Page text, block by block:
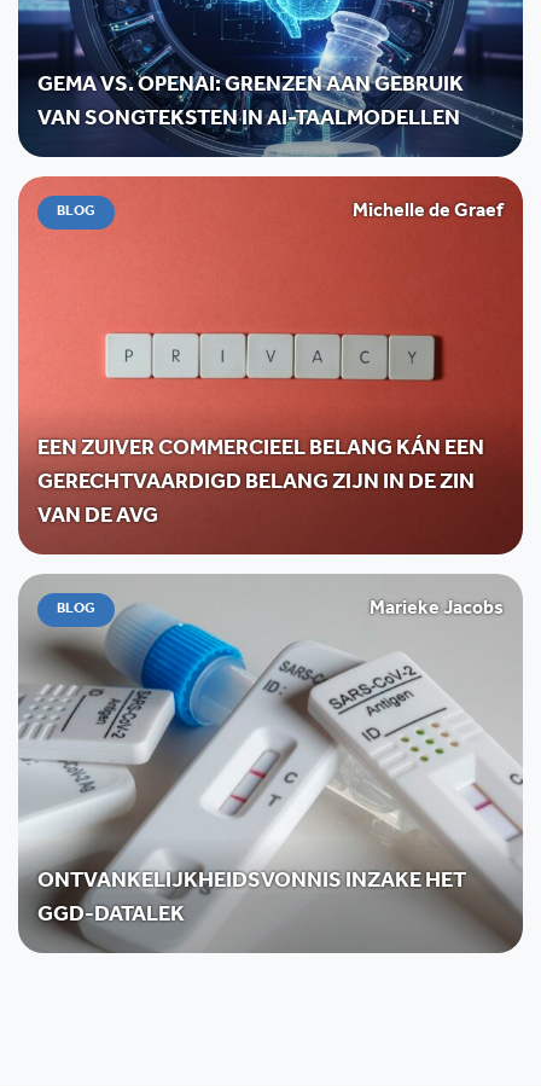
GEMA VS. OPENAI: GRENZEN AAN GEBRUIK
VAN SONGTEKSTEN IN AI-TAALMODELLEN
BLOG Michelle de Graef
EEN ZUIVER COMMERCIEEL BELANG KÁN EEN
GERECHTVAARDIGD BELANG ZIJN IN DE ZIN
VAN DE AVG
BLOG Marieke Jacobs
ONTVANKELIJKHEIDSVONNIS INZAKE HET
GGD-DATALEK